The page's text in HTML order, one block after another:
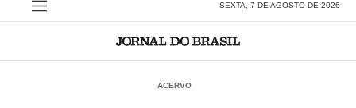
SEXTA, 7 DE AGOSTO DE 2026
ACERVO